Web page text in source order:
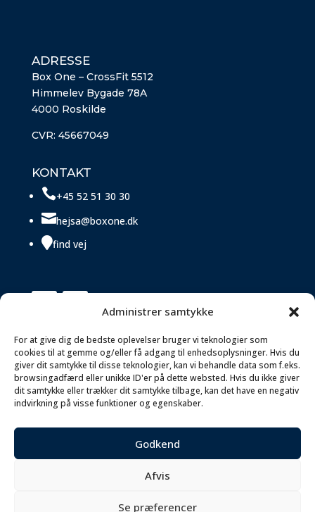
Administrer samtykke
For at give dig de bedste oplevelser bruger vi teknologier som
cookies til at gemme og/eller få adgang til enhedsoplysninger. Hvis du
giver dit samtykke til disse teknologier, kan vi behandle data som f.eks.
browsingadfærd eller unikke ID'er på dette websted. Hvis du ikke giver
dit samtykke eller trækker dit samtykke tilbage, kan det have en negativ
indvirkning på visse funktioner og egenskaber.
Godkend
Afvis
Se præferencer
ADRESSE
Box One – CrossFit 5512
Himmelev Bygade 78A
4000 Roskilde
CVR: 45667049
KONTAKT
+45 52 51 30 30
hejsa@boxone.dk
find vej
Handels- og medlemsbetingelser
Privatlivspolitik
Cookiepolitik